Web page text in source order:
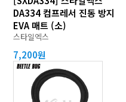
DA334 컴프레서 진동 방지
EVA 매트 (소)
스타일엑스
7,200원